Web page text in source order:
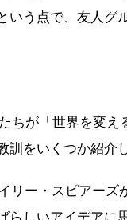
いう点で、友人グ
ちが「世界を変え
訓をいくつか紹介
リー・スピアーズ